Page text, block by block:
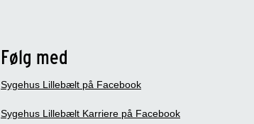
Følg med
Sygehus Lillebælt på Facebook
Sygehus Lillebælt Karriere på Facebook